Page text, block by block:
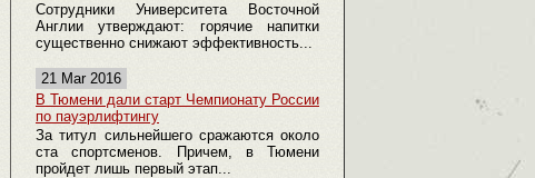
Сотрудники Университета Восточной
Англии утверждают: горячие напитки
существенно снижают эффективность...
21 Mar 2016
В Тюмени дали старт Чемпионату России
по пауэрлифтингу
За титул сильнейшего сражаются около
ста спортсменов. Причем, в Тюмени
пройдет лишь первый этап...